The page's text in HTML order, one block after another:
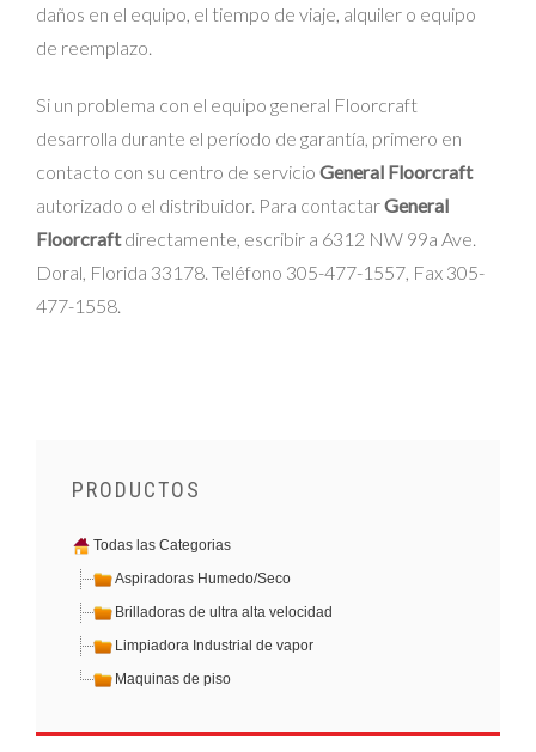
daños en el equipo, el tiempo de viaje, alquiler o equipo
de reemplazo.
Si un problema con el equipo general Floorcraft
desarrolla durante el período de garantía, primero en
contacto con su centro de servicio General Floorcraft
autorizado o el distribuidor. Para contactarGeneral
Floorcraftdirectamente, escribir a 6312 NW 99a Ave.
Doral, Florida 33178. Teléfono 305-477-1557, Fax 305-
477-1558.
PRODUCTOS
Todas las Categorias
Aspiradoras Humedo/Seco
Brilladoras de ultra alta velocidad
Limpiadora Industrial de vapor
Maquinas de piso